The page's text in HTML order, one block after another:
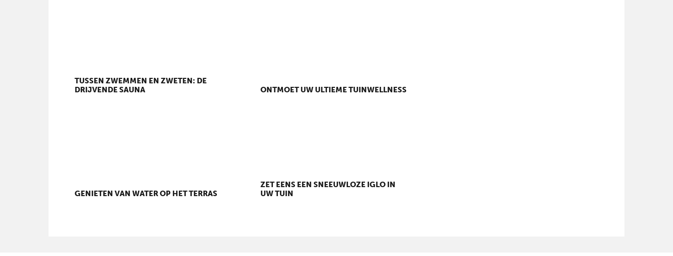
TUSSEN ZWEMMEN EN ZWETEN: DE
DRIJVENDE SAUNA
ONTMOET UW ULTIEME TUINWELLNESS
GENIETEN VAN WATER OP HET TERRAS
ZET EENS EEN SNEEUWLOZE IGLO IN
UW TUIN